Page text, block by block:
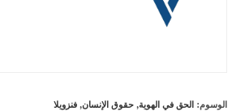
الوسوم:الحق في الهوية, حقوق الإنسان, فنزويلا